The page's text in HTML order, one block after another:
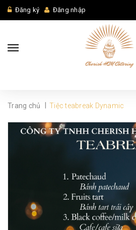
Đăng ký Đăng nhập
Trang chủ Tiệc teabreak Dynamic